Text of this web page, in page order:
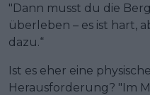
"Dann musst du die
überleben – es ist hart,
dazu.“
Ist es eher eine
Herausforderung? "Im